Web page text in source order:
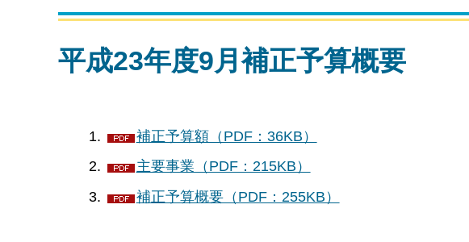
平成23年度9月補正予算概要
補正予算額（PDF：36KB）
主要事業（PDF：215KB）
補正予算概要（PDF：255KB）